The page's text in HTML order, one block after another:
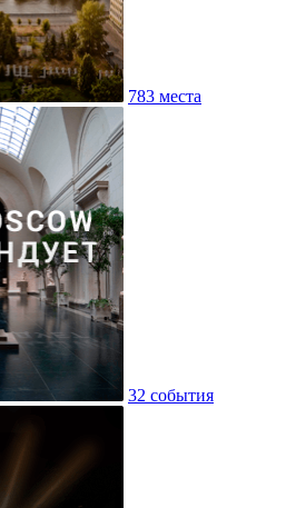
783 места
32 события